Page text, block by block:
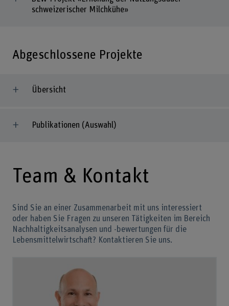
schweizerischer Milchkühe»
Abgeschlossene Projekte
Übersicht
Publikationen (Auswahl)
Team & Kontakt
Sind Sie an einer Zusammenarbeit mit uns interessiert
oder haben Sie Fragen zu unseren Tätigkeiten im Bereich
Nachhaltigkeitsanalysen und -bewertungen für die
Lebensmittelwirtschaft? Kontaktieren Sie uns.